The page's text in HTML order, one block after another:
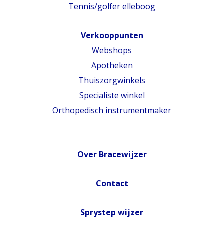
Tennis/golfer elleboog
Verkooppunten
Webshops
Apotheken
Thuiszorgwinkels
Specialiste winkel
Orthopedisch instrumentmaker
Over Bracewijzer
Contact
Sprystep wijzer